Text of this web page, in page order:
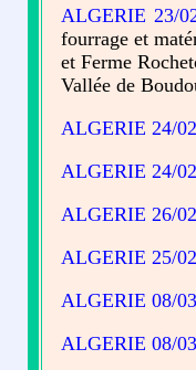
ALGERIE 23/
fourrage et
et Ferme
Vallée de
ALGERIE 24/
ALGERIE 24/
ALGERIE 26/
ALGERIE 25/
ALGERIE 08/
ALGERIE 08/